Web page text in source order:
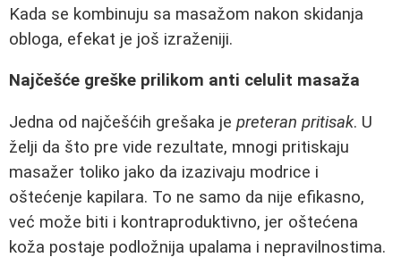
Kada se kombinuju sa masažom nakon skidanja
obloga, efekat je još izraženiji.
Najčešće greške prilikom anti celulit masaža
Jedna od najčešćih grešaka je preteran pritisak. U
želji da što pre vide rezultate, mnogi pritiskaju
masažer toliko jako da izazivaju modrice i
oštećenje kapilara. To ne samo da nije efikasno,
već može biti i kontraproduktivno, jer oštećena
koža postaje podložnija upalama i nepravilnostima.